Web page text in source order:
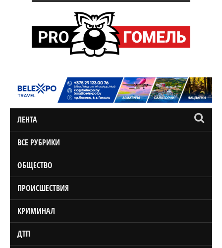
ЛЕНТА
ВСЕ РУБРИКИ
ОБЩЕСТВО
ПРОИСШЕСТВИЯ
КРИМИНАЛ
ДТП